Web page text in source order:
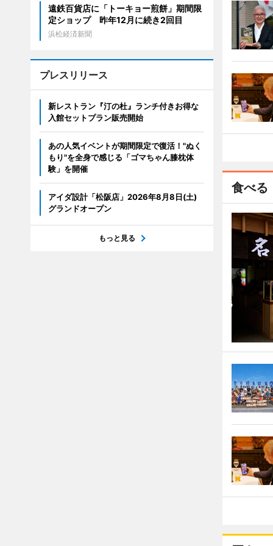
食べる
遠鉄百貨店に「トーキョー煎餅」期間限
定ショップ 昨年12月に続き2回目
浜松経済新聞
プレスリリース
新レストラン『汀の杜』ランチ付きお得な
入館セットプラン販売開始
あの人気イベントが期間限定で復活！"ぬく
もり"を全身で感じる「ゴマちゃん膝枕体
験」を開催
アイダ設計「松阪店」2026年8月8日(土)
グランドオープン
もっと見る